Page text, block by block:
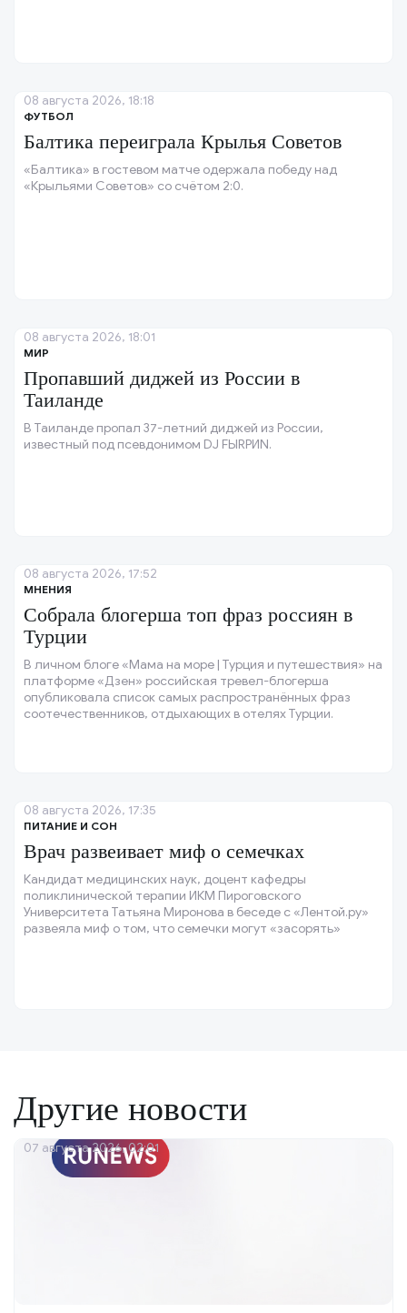
ФУТБОЛ
Балтика переиграла Крылья Советов
«Балтика» в гостевом матче одержала победу над
«Крыльями Советов» со счётом 2:0.
08 августа 2026, 18:18
МИР
Пропавший диджей из России в
Таиланде
В Таиланде пропал 37-летний диджей из России,
известный под псевдонимом DJ FЫRРИN.
08 августа 2026, 18:01
МНЕНИЯ
Собрала блогерша топ фраз россиян в
Турции
В личном блоге «Мама на море | Турция и путешествия» на
платформе «Дзен» российская тревел-блогерша
опубликовала список самых распространённых фраз
соотечественников, отдыхающих в отелях Турции.
08 августа 2026, 17:52
ПИТАНИЕ И СОН
Врач развеивает миф о семечках
Кандидат медицинских наук, доцент кафедры
поликлинической терапии ИКМ Пироговского
Университета Татьяна Миронова в беседе с «Лентой.ру»
развеяла миф о том, что семечки могут «засорять»
08 августа 2026, 17:35
Другие новости
07 августа 2026, 02:01